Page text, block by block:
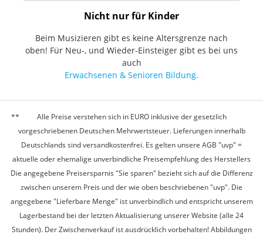
Nicht nur für Kinder
Beim Musizieren gibt es keine Altersgrenze nach
oben! Für Neu-, und Wieder-Einsteiger gibt es bei uns
auch
Erwachsenen & Senioren Bildung.
Alle Preise verstehen sich in EURO inklusive der gesetzlich
vorgeschriebenen Deutschen Mehrwertsteuer. Lieferungen innerhalb
Deutschlands sind versandkostenfrei. Es gelten unsere AGB "uvp" =
aktuelle oder ehemalige unverbindliche Preisempfehlung des Herstellers
Die angegebene Preisersparnis "Sie sparen" bezieht sich auf die Differenz
zwischen unserem Preis und der wie oben beschriebenen "uvp". Die
angegebene "Lieferbare Menge" ist unverbindlich und entspricht unserem
Lagerbestand bei der letzten Aktualisierung unserer Website (alle 24
Stunden). Der Zwischenverkauf ist ausdrücklich vorbehalten! Abbildungen